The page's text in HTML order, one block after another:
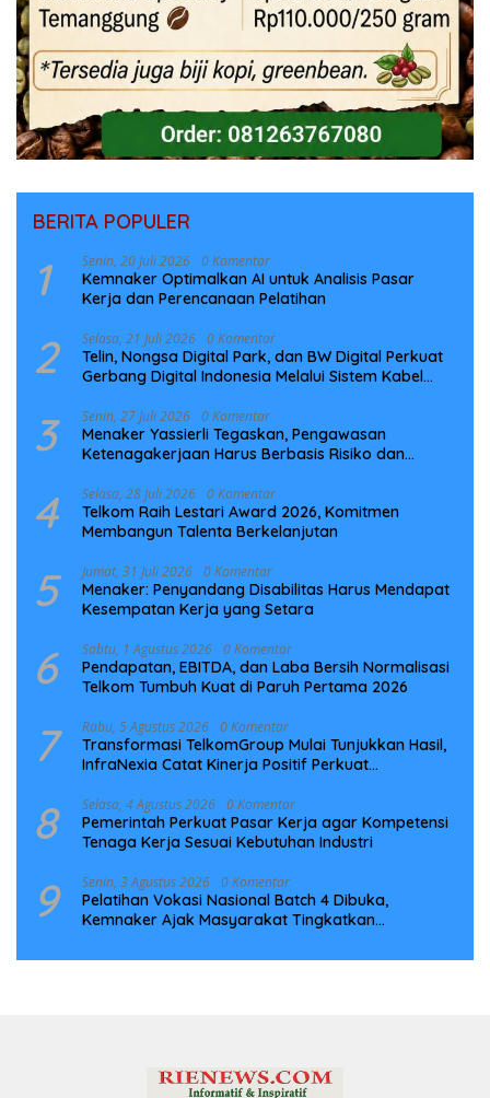
BERITA POPULER
1 Senin, 20 Juli 2026 0 Komentar
Kemnaker Optimalkan AI untuk Analisis Pasar
Kerja dan Perencanaan Pelatihan
2 Selasa, 21 Juli 2026 0 Komentar
Telin, Nongsa Digital Park, dan BW Digital Perkuat
Gerbang Digital Indonesia Melalui Sistem Kabel
3 Senin, 27 Juli 2026 0 Komentar
Menaker Yassierli Tegaskan, Pengawasan
Ketenagakerjaan Harus Berbasis Risiko dan
4 Selasa, 28 Juli 2026 0 Komentar
Telkom Raih Lestari Award 2026, Komitmen
Membangun Talenta Berkelanjutan
5 Jumat, 31 Juli 2026 0 Komentar
Menaker: Penyandang Disabilitas Harus Mendapat
Kesempatan Kerja yang Setara
6 Sabtu, 1 Agustus 2026 0 Komentar
Pendapatan, EBITDA, dan Laba Bersih Normalisasi
Telkom Tumbuh Kuat di Paruh Pertama 2026
7 Rabu, 5 Agustus 2026 0 Komentar
Transformasi TelkomGroup Mulai Tunjukkan Hasil,
InfraNexia Catat Kinerja Positif Perkuat
8 Selasa, 4 Agustus 2026 0 Komentar
Pemerintah Perkuat Pasar Kerja agar Kompetensi
Tenaga Kerja Sesuai Kebutuhan Industri
9 Senin, 3 Agustus 2026 0 Komentar
Pelatihan Vokasi Nasional Batch 4 Dibuka,
Kemnaker Ajak Masyarakat Tingkatkan